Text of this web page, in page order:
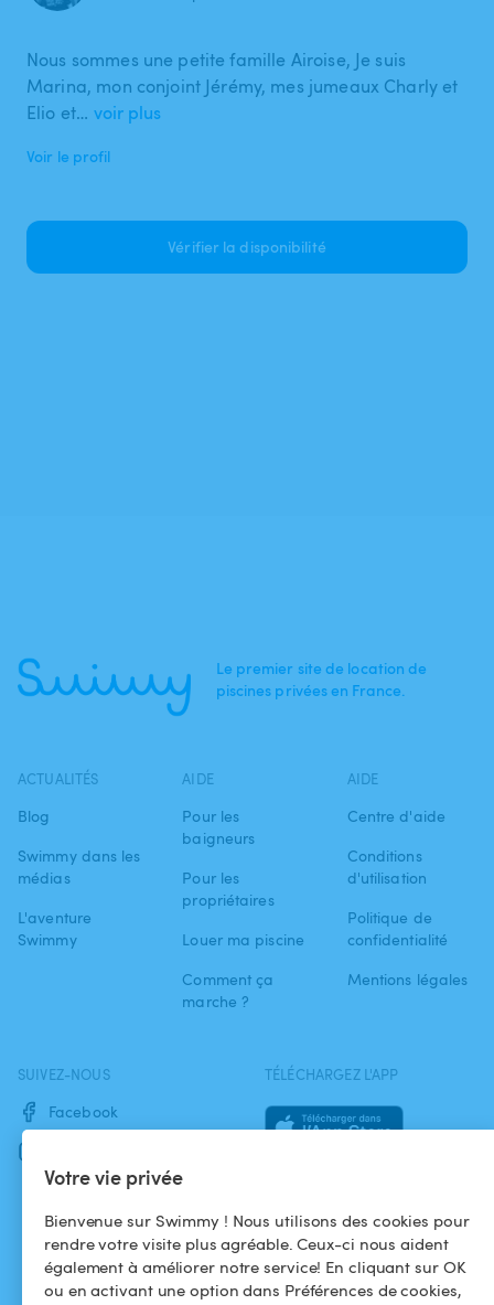
Votre vie privée
Bienvenue sur Swimmy ! Nous utilisons des cookies pour
rendre votre visite plus agréable. Ceux-ci nous aident
également à améliorer notre service! En cliquant sur OK
ou en activant une option dans Préférences de cookies,
Nous sommes une petite famille Airoise, Je suis
Marina, mon conjoint Jérémy, mes jumeaux Charly et
Elio et… voir plus
Voir le profil
Vérifier la disponibilité
Le premier site de location de
piscines privées en France.
ACTUALITÉS
Blog
Swimmy dans les
médias
L'aventure
Swimmy
AIDE
Pour les
baigneurs
Pour les
propriétaires
Louer ma piscine
Comment ça
marche ?
AIDE
Centre d'aide
Conditions
d'utilisation
Politique de
confidentialité
Mentions légales
SUIVEZ-NOUS
Facebook
TÉLÉCHARGEZ L'APP